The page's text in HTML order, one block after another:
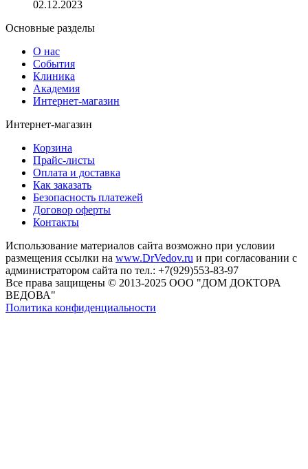
02.12.2023
Основные разделы
О нас
События
Клиника
Академия
Интернет-магазин
Интернет-магазин
Корзина
Прайс-листы
Оплата и доставка
Как заказать
Безопасность платежей
Договор оферты
Контакты
Использование материалов сайта возможно при условии
размещения ссылки на www.DrVedov.ru и при согласовании с
администратором сайта по тел.: +7(929)553-83-97
Все права защищены © 2013-2025 ООО "ДОМ ДОКТОРА
ВЕДОВА"
Политика конфиденциальности